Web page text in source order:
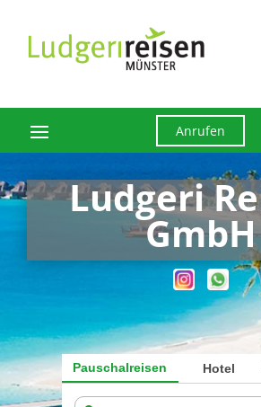
Anrufen
Ludgeri
GmbH
Pauschalreisen Hotel